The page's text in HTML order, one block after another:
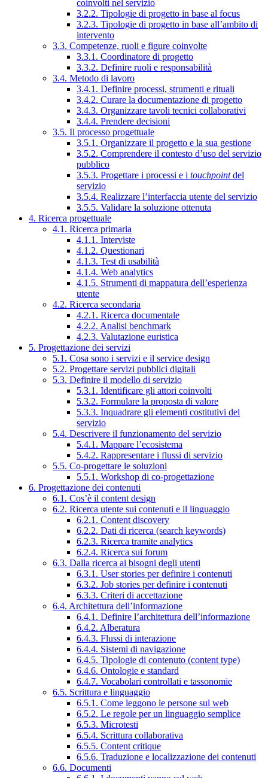
coinvolti nel servizio
3.2.2. Tipologie di progetto in base al focus
3.2.3. Tipologie di progetto in base all’ambito di
intervento
3.3. Competenze, ruoli e figure coinvolte
3.3.1. Coordinatore di progetto
3.3.2. Definire ruoli e responsabilità
3.4. Metodo di lavoro
3.4.1. Definire processi, strumenti e rituali
3.4.2. Curare la documentazione di progetto
3.4.3. Organizzare tavoli tecnici collaborativi
3.4.4. Prendere decisioni
3.5. Il processo progettuale
3.5.1. Organizzare il progetto e la sua gestione
3.5.2. Comprendere il contesto d’uso del servizio
pubblico
3.5.3. Progettare i processi e i touchpointdel
servizio
3.5.4. Realizzare l’interfaccia utente del servizio
3.5.5. Validare la soluzione ottenuta
4. Ricerca progettuale
4.1. Ricerca primaria
4.1.1. Interviste
4.1.2. Questionari
4.1.3. Test di usabilità
4.1.4. Web analytics
4.1.5. Strumenti di mappatura dell’esperienza
utente
4.2. Ricerca secondaria
4.2.1. Ricerca documentale
4.2.2. Analisi benchmark
4.2.3. Valutazione euristica
5. Progettazione dei servizi
5.1. Cosa sono i servizi e il service design
5.2. Progettare servizi pubblici digitali
5.3. Definire il modello di servizio
5.3.1. Identificare gli attori coinvolti
5.3.2. Formulare la proposta di valore
5.3.3. Inquadrare gli elementi costitutivi del
servizio
5.4. Descrivere il funzionamento del servizio
5.4.1. Mappare l’ecosistema
5.4.2. Rappresentare i flussi di servizio
5.5. Co-progettare le soluzioni
5.5.1. Workshop di co-progettazione
6. Progettazione dei contenuti
6.1. Cos’è il content design
6.2. Ricerca utente sui contenuti e il linguaggio
6.2.1. Content discovery
6.2.2. Dati di ricerca (search keywords)
6.2.3. Ricerca tramite analytics
6.2.4. Ricerca sui forum
6.3. Dalla ricerca ai bisogni degli utenti
6.3.1. User stories per definire i contenuti
6.3.2. Job stories per definire i contenuti
6.3.3. Criteri di accettazione
6.4. Architettura dell’informazione
6.4.1. Definire l’architettura dell’informazione
6.4.2. Alberatura
6.4.3. Flussi di interazione
6.4.4. Sistemi di navigazione
6.4.5. Tipologie di contenuto (content type)
6.4.6. Ontologie e standard
6.4.7. Vocabolari controllati e tassonomie
6.5. Scrittura e linguaggio
6.5.1. Come leggono le persone sul web
6.5.2. Le regole per un linguaggio semplice
6.5.3. Microtesti
6.5.4. Scrittura collaborativa
6.5.5. Content critique
6.5.6. Traduzione e localizzazione dei contenuti
6.6. Documenti